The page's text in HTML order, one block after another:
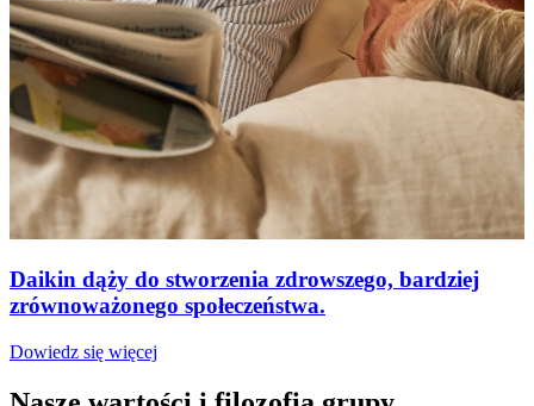
Daikin dąży do stworzenia zdrowszego, bardziej
zrównoważonego społeczeństwa.
Dowiedz się więcej